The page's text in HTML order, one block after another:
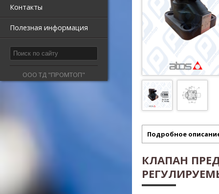
Контакты
Полезная информация
ООО ТД "ПРОМТОП"
Подробное
КЛАПАН